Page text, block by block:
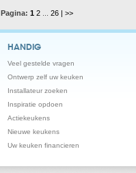
Pagina: 1 2 26 | >>
HANDIG
Veel gestelde vragen
Ontwerp zelf uw keuken
Installateur zoeken
Inspiratie opdoen
Actiekeukens
Nieuwe keukens
Uw keuken financieren